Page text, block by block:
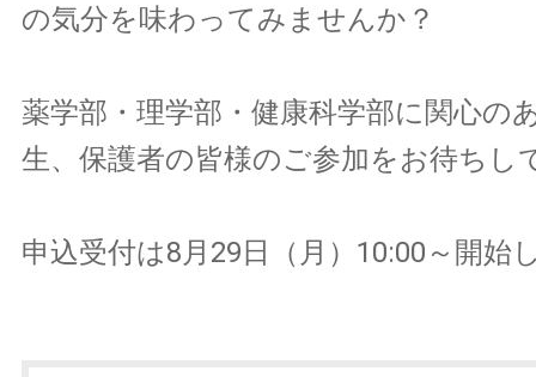
の気分を味わってみませんか？
薬学部・理学部・健康科学部に関心の
生、保護者の皆様のご参加をお待ちし
申込受付は8月29日（月）10:00～開始